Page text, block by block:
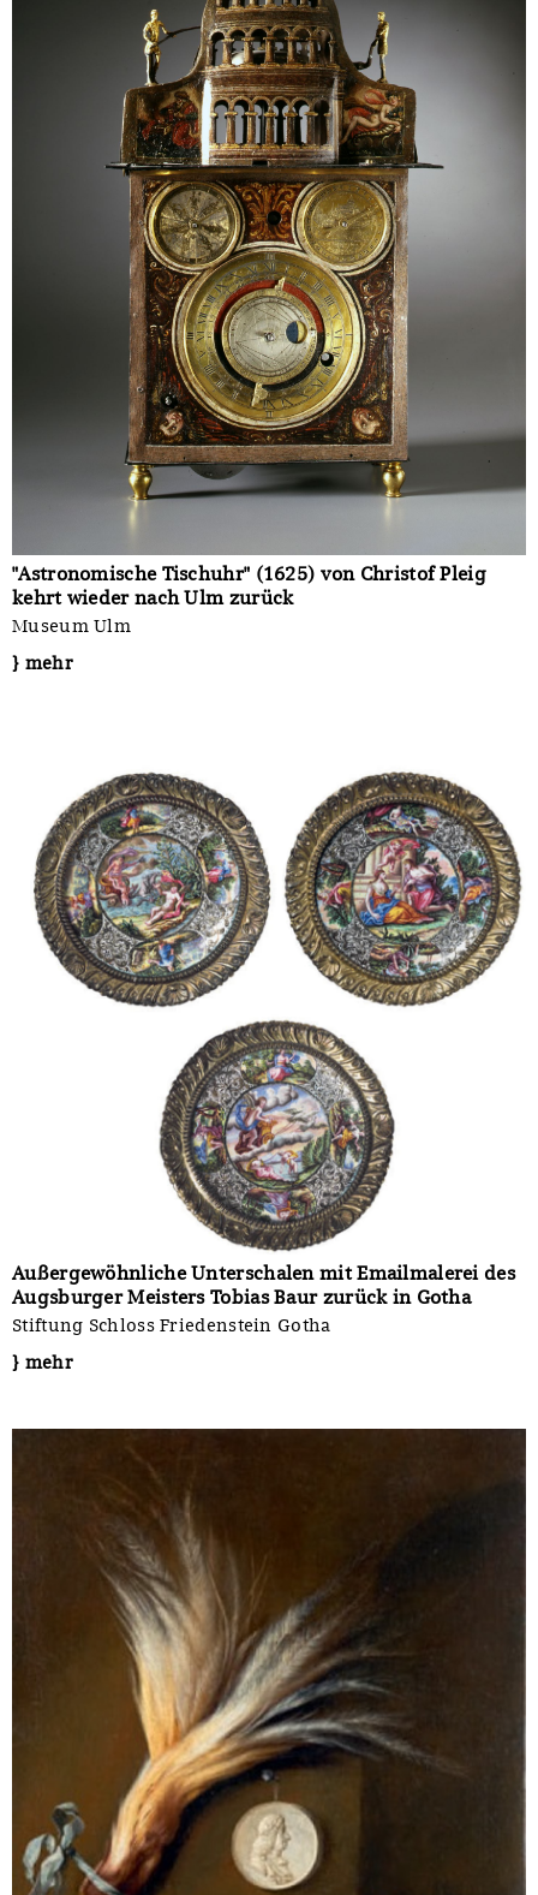
"Astronomische Tischuhr" (1625) von Christof Pleig
kehrt wieder nach Ulm zurück
Museum Ulm
} mehr
Außergewöhnliche Unterschalen mit Emailmalerei des
Augsburger Meisters Tobias Baur zurück in Gotha
Stiftung Schloss Friedenstein Gotha
} mehr